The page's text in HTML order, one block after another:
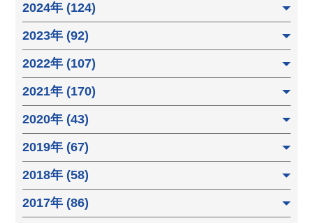
2024年 (124)
2023年 (92)
2022年 (107)
2021年 (170)
2020年 (43)
2019年 (67)
2018年 (58)
2017年 (86)